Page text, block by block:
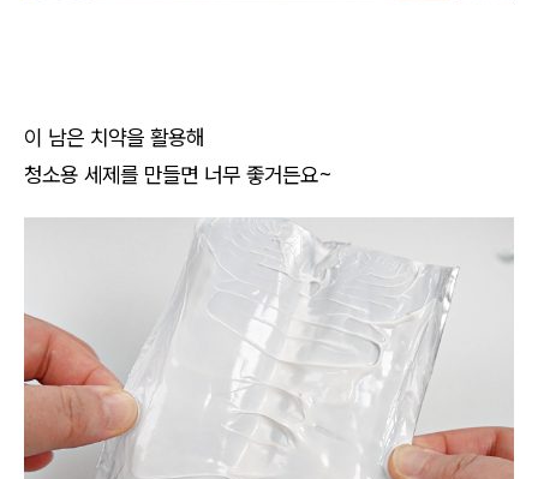
이 남은 치약을 활용해
청소용 세제를 만들면 너무 좋거든요~